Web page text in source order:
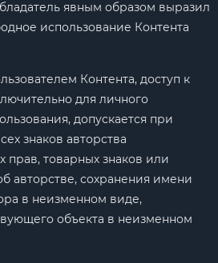
явным образом выразил
использование Контента
Контента, доступ к
для личного
допускается при
знаков авторства
прав, товарных знаков или
авторстве, сохранения имени
в неизменном виде,
объекта в неизменном